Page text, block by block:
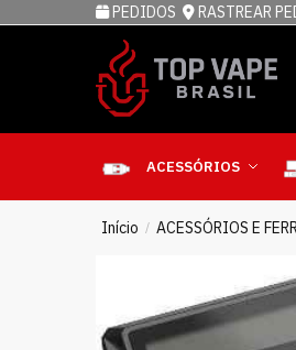
PEDIDOS RASTREAR
ACESSÓRIOS
Início / ACESSÓRIOS E